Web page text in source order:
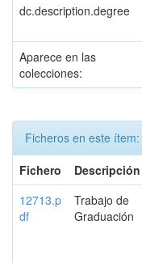
dc.description.degree
Aparece en las
colecciones:
Ficheros en este ítem:
Fichero
Descripción
12713.p
df
Trabajo de
Graduación